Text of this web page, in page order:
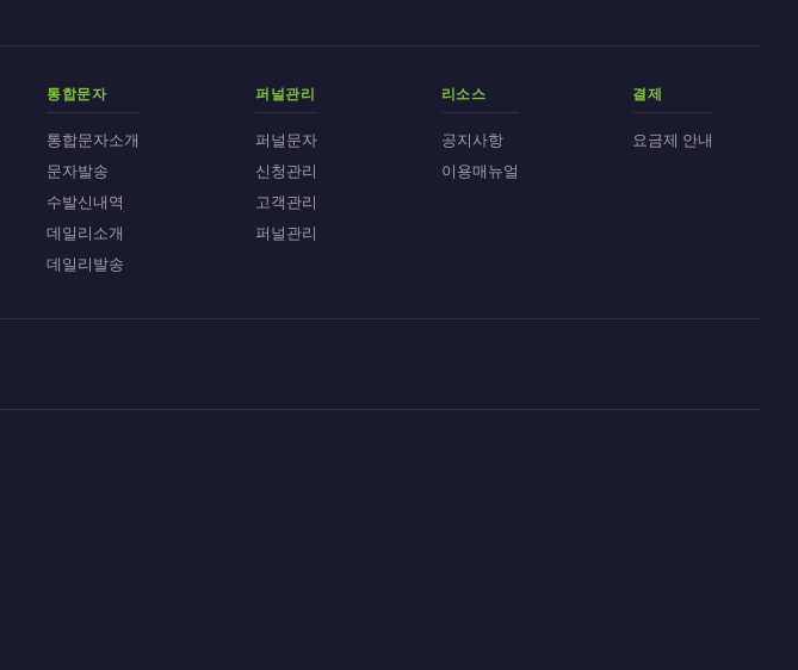
통합문자
통합문자소개
문자발송
수발신내역
데일리소개
데일리발송
퍼널관리
퍼널문자
신청관리
고객관리
퍼널관리
리소스
공지사항
이용매뉴얼
결제
요금제 안내